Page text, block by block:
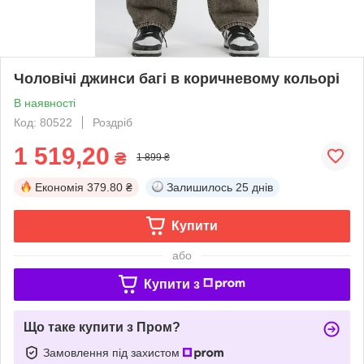
Чоловічі джинси багі в коричневому кольорі
В наявності
Код: 80522
Роздріб
1 519,20 ₴ 1 899 ₴
Економія 379.80 ₴ Залишилось 25 днів
Купити
або
Купити з
Що таке купити з Пром?
Замовлення під захистом